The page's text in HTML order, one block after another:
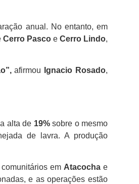
anual. No entanto, em
Cerro Pasco e Cerro Lindo,
afirmou Ignacio Rosado,
alta de 19%sobre o mesmo
de lavra. A produção
em Atacocha e
e as operações estão